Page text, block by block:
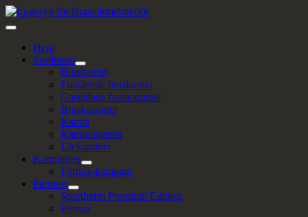
Fortsätt
till
Toggle
Navigation
Hem
Sortiment
Braskamin
Fristående braskamin
Gaseldade braskaminer
Braskassetter
Kamin
Kamininsatser
Utekaminer
Kampanjer
Fornax-kampanj
Partners
Spartherm Premium Edition
Fornax